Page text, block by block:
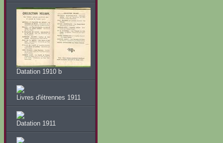
Datation 1910 b
Livres d'étrennes 1911
Datation 1911